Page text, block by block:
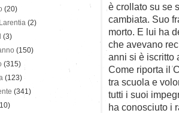
è crollato su se
cambiata. Suo
morto. E lui ha
che avevano
anni si è iscritto
Come riporta il
tra scuola e
tutti i suoi
ha conosciuto i
(20)
(2)
(3)
(150)
(315)
(123)
(341)